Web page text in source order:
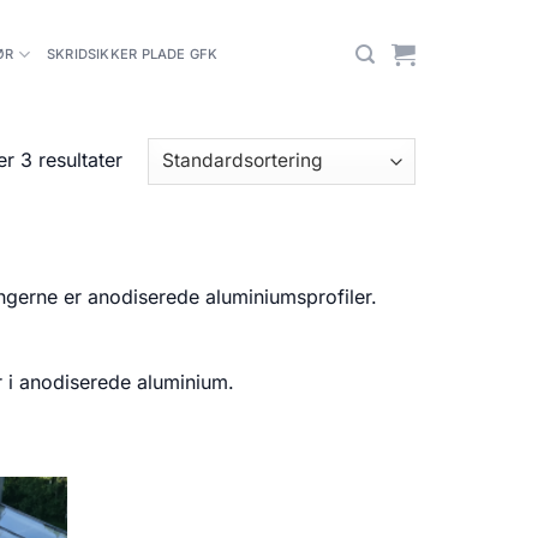
SKRIDSIKKER PLADE GFK
3 resultater
er anodiserede aluminiumsprofiler.
anodiserede aluminium.